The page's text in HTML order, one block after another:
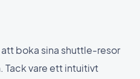
boka sina shuttle-resor
Tack vare ett intuitivt